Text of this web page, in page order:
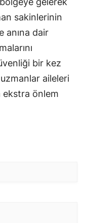
sakinlerinin
anına dair
bir kez
aileleri
ekstra önlem